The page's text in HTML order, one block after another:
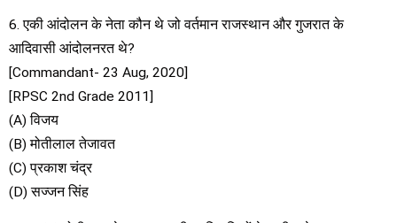
6. एकी आंदोलन के नेता कौन थे जो वर्तमान राजस्थान और गुजरात के
आदिवासी आंदोलनरत थे?
[Commandant- 23 Aug, 2020]
[RPSC 2nd Grade 2011]
(A) विजय
(B) मोतीलाल तेजावत
(C) प्रकाश चंद्र
(D) सज्जन सिंह